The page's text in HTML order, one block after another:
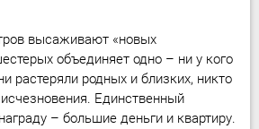
высаживают «новых
объединяет одно – ни у кого
растеряли родных и близких, никто
Единственный
– большие деньги и квартиру.